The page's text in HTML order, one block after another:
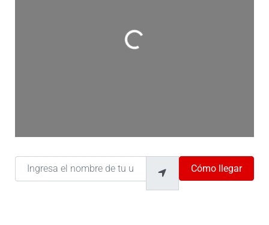
Cargando…
Ingresa el nombre de tu ubicación
Cómo llegar